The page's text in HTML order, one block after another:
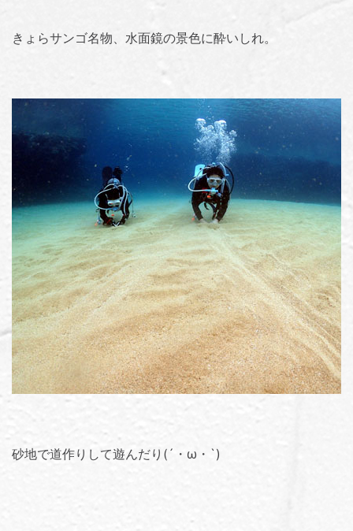
きょらサンゴ名物、水面鏡の景色に酔いしれ。
砂地で道作りして遊んだり(´・ω・`)